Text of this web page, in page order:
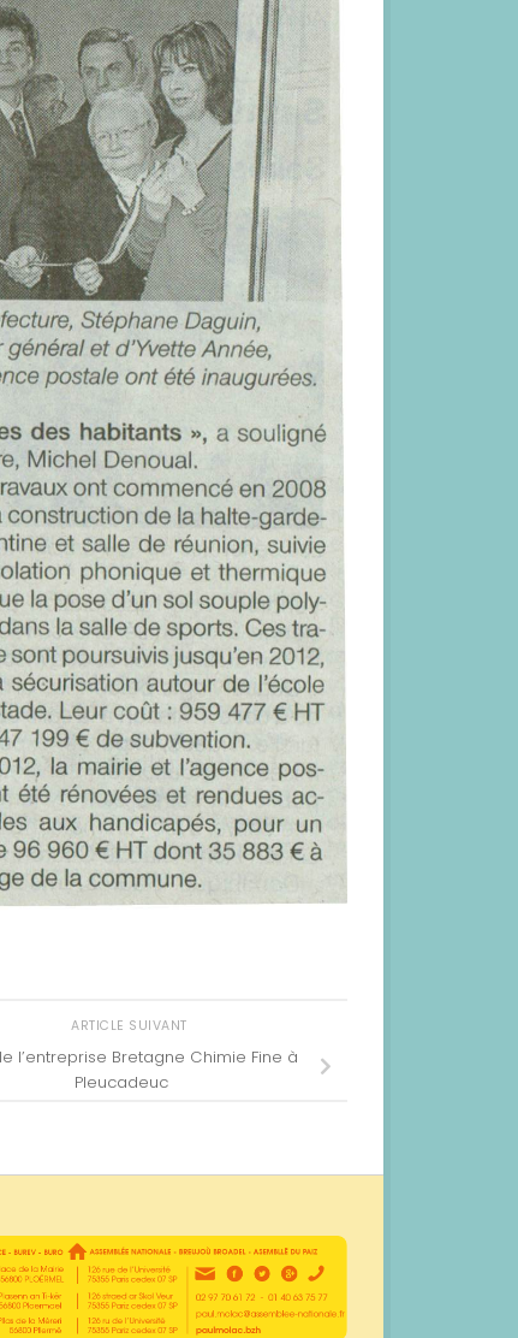
ARTICLE SUIVANT
l’entreprise Bretagne Chimie Fine à
Pleucadeuc